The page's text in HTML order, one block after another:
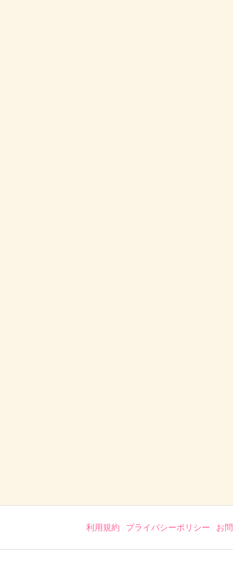
利用規約 プライバシーポリシー お